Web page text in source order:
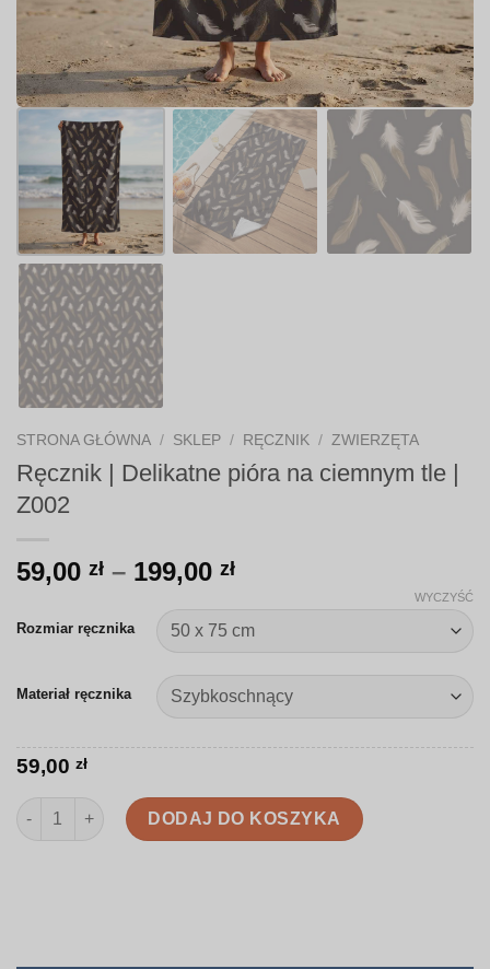
STRONA GŁÓWNA / SKLEP / RĘCZNIK / ZWIERZĘTA
Ręcznik | Delikatne pióra na ciemnym tle |
Z002
59,00 zł – 199,00 złZakres
od
59,00 zł
do
199,00 zł
Rozmiar ręcznika
Materiał ręcznika
WYCZYŚĆ
59,00 zł
ilość Ręcznik | Delikatne pióra na ciemnym tle | Z002
DODAJ DO KOSZYKA